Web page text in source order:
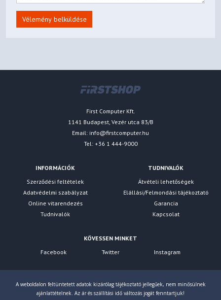
Vélemény belküldése
First Computer Kft.
1141 Budapest, Vezér utca 83/B
Email: info@firstcomputer.hu
Tel: +36 1 444-9000
INFORMÁCIÓK
Szerződési feltételek
Adatvédelmi szabályzat
Online vitarendezés
Tudnivalók
TUDNIVALÓK
Átvételi lehetőségek
Elállási/Felmondási tájékoztató
Garancia
Kapcsolat
KÖVESSEN MINKET
Facebook
Twitter Instagram
A weboldalon feltüntetett adatok kizárólag tájékoztató jellegűek, nem minősülnek
ajánlattételnek. Az ár és szállítási idő változás jogát fenntartjuk!